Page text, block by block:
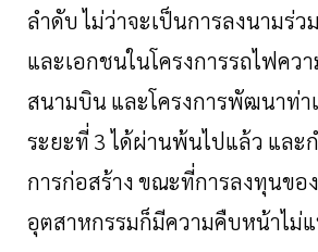
ลำดับไม่ว่าจะเป็นการลงนามร่
และเอกชนในโครงการรถไฟควา
สนามบิน และโครงการพัฒนาท่า
ระยะที่3ได้ผ่านพ้นไปแล้ว และ
การก่อสร้างขณะที่การลงทุนขอ
อุตสาหกรรมก็มีความคืบหน้าไม่